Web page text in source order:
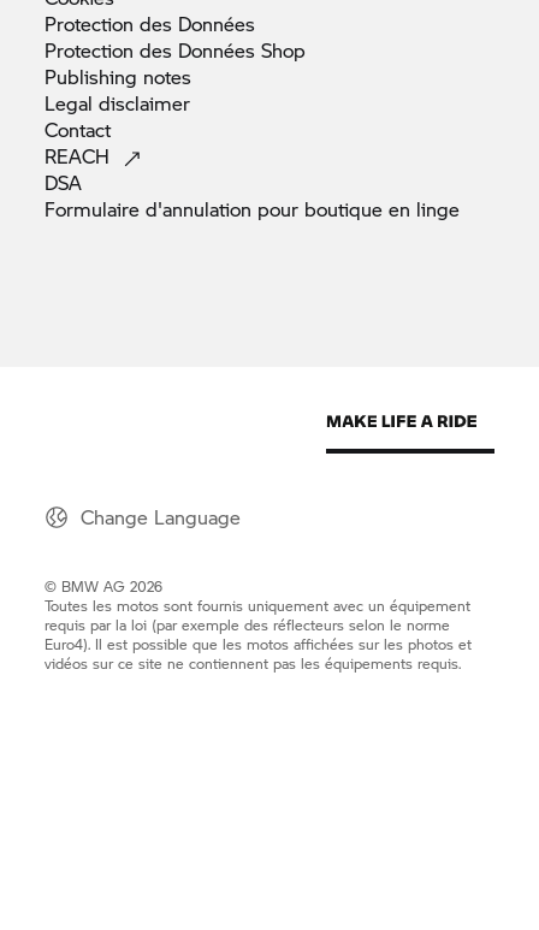
Protection des Données
Protection des DonnéesShop
Publishing notes
Legaldisclaimer
Contact
REACH
DSA
Formulaire d'annulation pour boutique en linge
Change Language
© BMW AG 2026
Toutes les motos sont fournis uniquement avec un équipement
requis par la loi (par exemple des réflecteurs selon le norme
Euro4). Il est possible que les motos affichées sur les photos et
vidéos sur ce site ne contiennent pas les équipements requis.